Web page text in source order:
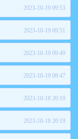
2023-10-19 09:53
2023-10-19 09:51
2023-10-19 09:49
2023-10-19 09:47
2023-10-18 20:19
2023-10-18 20:19